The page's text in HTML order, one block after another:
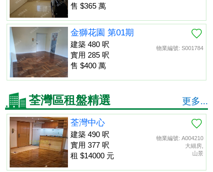
售 $365 萬
物業編號: S001784
金獅花園 第01期
建築 480 呎
實用 285 呎
售 $400 萬
荃灣區租盤精選 更多...
物業編號: A004210
大細房,
山景
荃灣中心
建築 490 呎
實用 377 呎
租 $14000 元